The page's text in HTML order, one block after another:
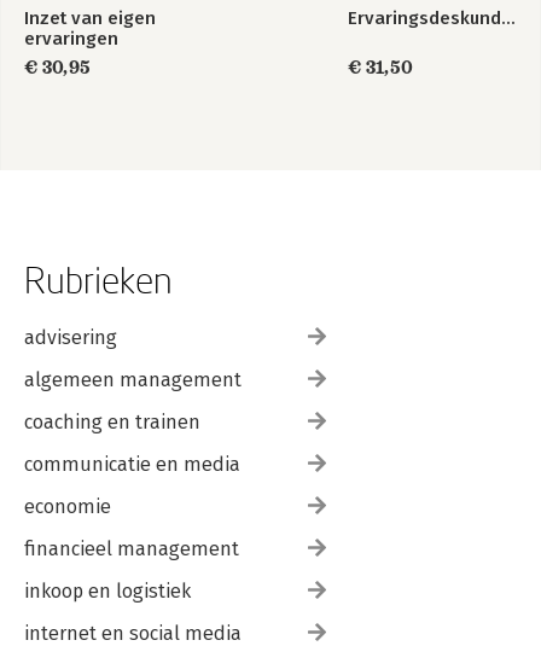
Inzet van eigen
ervaringen
€ 30,95
Ervaringsdeskundigheid
€ 31,50
Rubrieken
advisering
algemeen management
coaching en trainen
communicatie en media
economie
financieel management
inkoop en logistiek
internet en social media